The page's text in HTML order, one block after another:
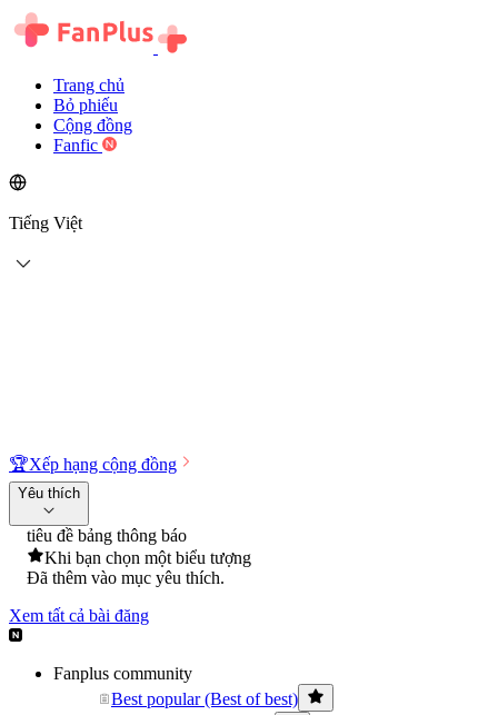
Trang chủ
Bỏ phiếu
Cộng đồng
Fanfic
Tiếng Việt
🏆Xếp hạng cộng đồng
Yêu thích
tiêu đề bảng thông báo
Khi bạn chọn một biểu tượng
Đã thêm vào mục yêu thích.
Xem tất cả bài đăng
Fanplus community
Best popular (Best of best)